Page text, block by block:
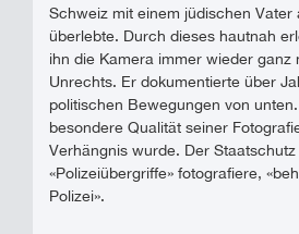
Schweiz mit einem jüdischen Vater
überlebte. Durch dieses hautnah
ihn die Kamera immer wieder ganz
Unrechts. Er dokumentierte über
politischen Bewegungen von
besondere Qualität seiner
Verhängnis wurde. Der
«Polizeiübergriffe» fotografiere,
Polizei».